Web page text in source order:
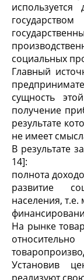
социальных
Главный
сущность
получение
результате
не имеет
В результате
14]:
полнота
развитие
населения,
На рынке
Установив